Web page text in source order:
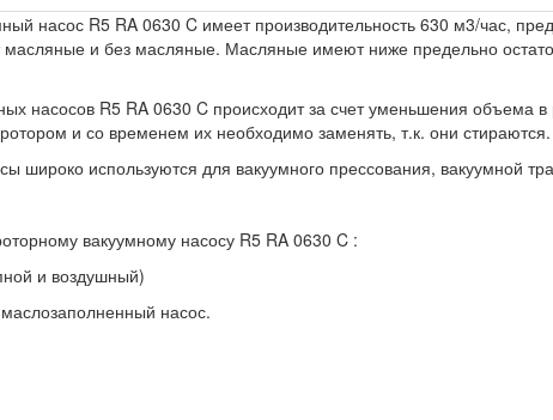
насос R5 RA 0630 C имеет производительность 630 м3/час,
и без масляные. Масляные имеют ниже предельно
насосов R5 RA 0630 C происходит за счет уменьшения объема в
ротором и со временем их необходимо заменять, т.к. они стираются.
широко используются для вакуумного прессования, вакуумной
вакуумному насосу R5 RA 0630 C :
и воздушный)
насос.